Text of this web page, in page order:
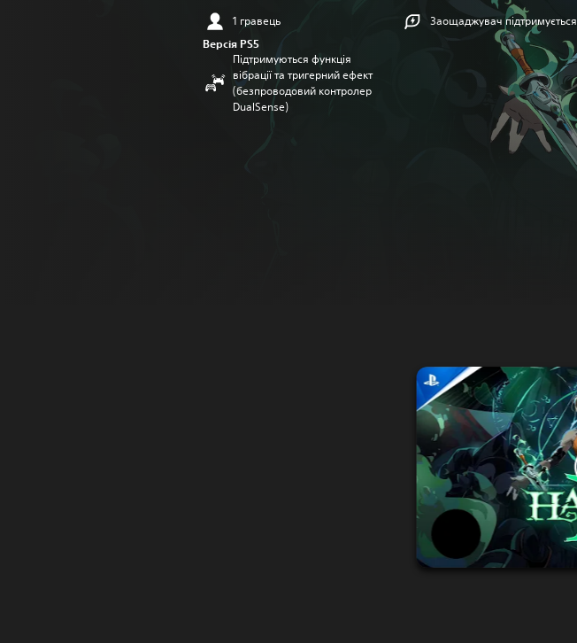
1 гравець
Версія PS5
Підтримуються функція
вібрації та тригерний ефект
(безпроводовий контролер
DualSense)
Заощаджувач підтримується